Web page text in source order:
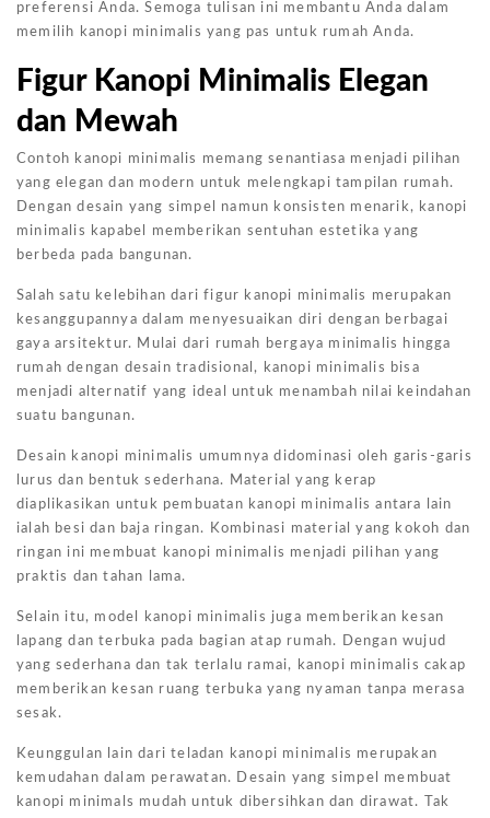
preferensi Anda. Semoga tulisan ini membantu Anda dalam
memilih kanopi minimalis yang pas untuk rumah Anda.
Figur Kanopi Minimalis Elegan
dan Mewah
Contoh kanopi minimalis memang senantiasa menjadi pilihan
yang elegan dan modern untuk melengkapi tampilan rumah.
Dengan desain yang simpel namun konsisten menarik, kanopi
minimalis kapabel memberikan sentuhan estetika yang
berbeda pada bangunan.
Salah satu kelebihan dari figur kanopi minimalis merupakan
kesanggupannya dalam menyesuaikan diri dengan berbagai
gaya arsitektur. Mulai dari rumah bergaya minimalis hingga
rumah dengan desain tradisional, kanopi minimalis bisa
menjadi alternatif yang ideal untuk menambah nilai keindahan
suatu bangunan.
Desain kanopi minimalis umumnya didominasi oleh garis-garis
lurus dan bentuk sederhana. Material yang kerap
diaplikasikan untuk pembuatan kanopi minimalis antara lain
ialah besi dan baja ringan. Kombinasi material yang kokoh dan
ringan ini membuat kanopi minimalis menjadi pilihan yang
praktis dan tahan lama.
Selain itu, model kanopi minimalis juga memberikan kesan
lapang dan terbuka pada bagian atap rumah. Dengan wujud
yang sederhana dan tak terlalu ramai, kanopi minimalis cakap
memberikan kesan ruang terbuka yang nyaman tanpa merasa
sesak.
Keunggulan lain dari teladan kanopi minimalis merupakan
kemudahan dalam perawatan. Desain yang simpel membuat
kanopi minimals mudah untuk dibersihkan dan dirawat. Tak